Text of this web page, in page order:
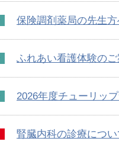
保険調剤薬局の先生
ふれあい看護体験のご
2026年度チューリッ
腎臓内科の診療につい